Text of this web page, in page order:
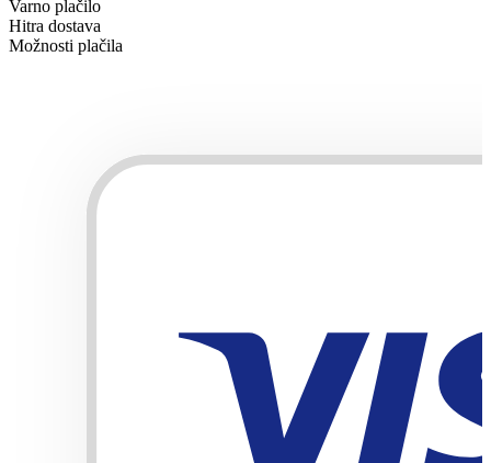
Varno plačilo
Hitra dostava
Možnosti plačila